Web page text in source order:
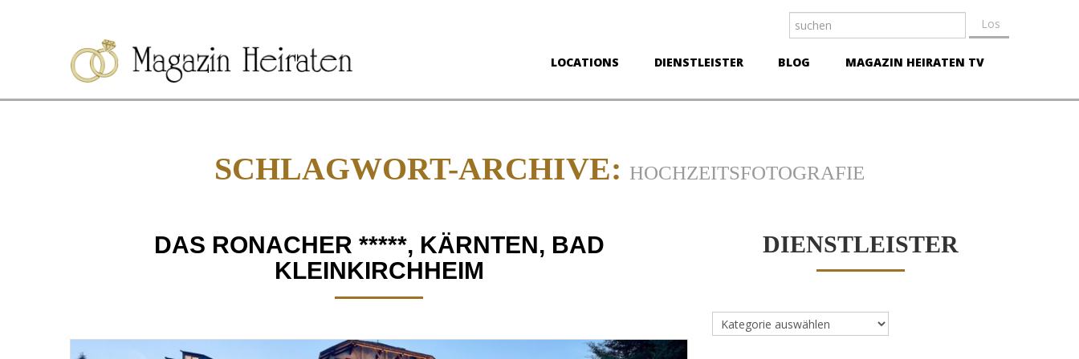
LOCATIONS DIENSTLEISTER BLOG MAGAZIN HEIRATEN TV
SCHLAGWORT-ARCHIVE: HOCHZEITSFOTOGRAFIE
DAS RONACHER *****, KÄRNTEN, BAD
KLEINKIRCHHEIM
DIENSTLEISTER
Dienstleister